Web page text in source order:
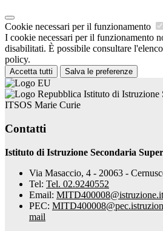
Cookie necessari per il funzionamento
I cookie necessari per il funzionamento
disabilitati. È possibile consultare
policy.
Accetta tutti Salva le preferenze
Istituto di Istruzione
ITSOS Marie Curie
Contatti
Istituto di Istruzione Secondaria
Via Masaccio, 4 - 20063 -
Tel: Tel. 02.9240552
Email: MITD400008@istruzione.it
PEC:
mail